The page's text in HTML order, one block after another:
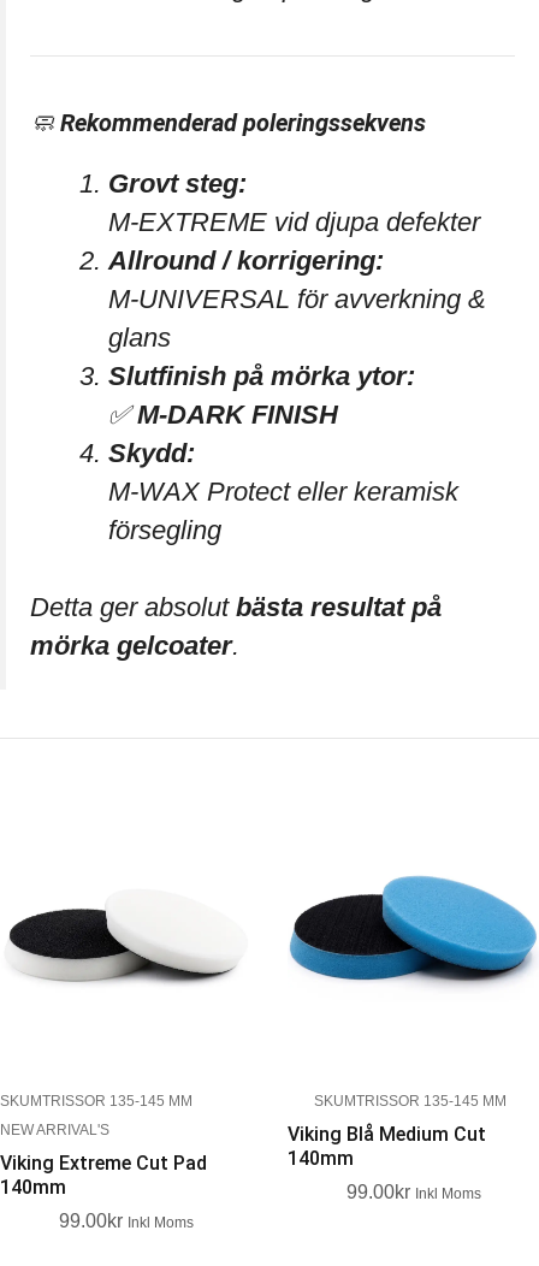
🧼Rekommenderad poleringssekvens
Grovt steg:
M-EXTREMEvid djupa defekter
Allround / korrigering:
M-UNIVERSAL för avverkning &
glans
Slutfinish på mörka ytor:
✅M-DARK FINISH
Skydd:
M-WAX Protecteller keramisk
försegling
Detta ger absolut bästa resultat på
mörka gelcoater.
SKUMTRISSOR 135-145 MM
NEW ARRIVAL'S
Viking Extreme Cut Pad
140mm
99.00Kr Inkl Moms
SKUMTRISSOR 135-145 MM
Viking Blå Medium Cut
140mm
99.00Kr Inkl Moms